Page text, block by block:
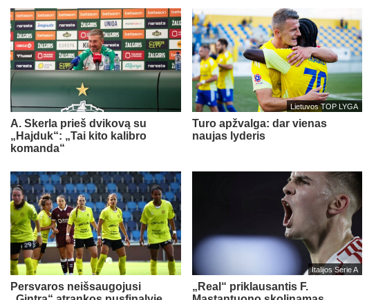
A. Skerla prieš dvikovą su
„Hajduk“: „Tai kito kalibro
komanda“
Lietuvos TOP LYGA
Turo apžvalga: dar vienas
naujas lyderis
Persvaros neišsaugojusi
Italijos Serie A
„Real“ priklausantis F.